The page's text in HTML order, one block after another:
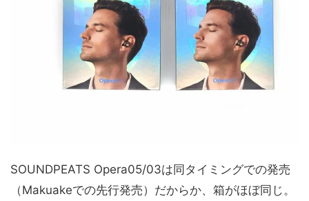
SOUNDPEATS Opera05/03は同タイミングでの発売
（Makuakeでの先行発売）だからか、箱がほぼ同じ。